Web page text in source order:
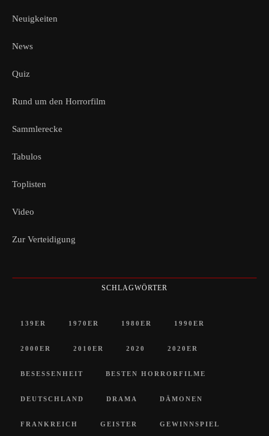
Neuigkeiten
News
Quiz
Rund um den Horrorfilm
Sammlerecke
Tabulos
Toplisten
Video
Zur Verteidigung
SCHLAGWÖRTER
139ER 1970ER 1980ER 1990ER
2000ER 2010ER 2020 2020ER
BESESSENHEIT BESTEN HORRORFILME
DEUTSCHLAND DRAMA DÄMONEN
FRANKREICH GEISTER GEWINNSPIEL